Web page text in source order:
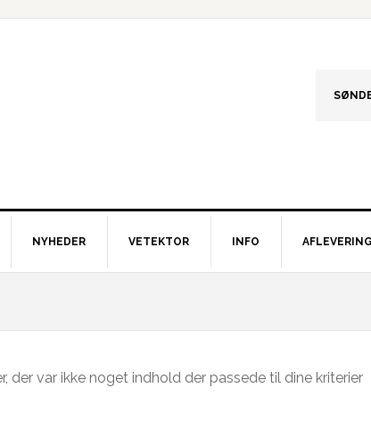
NYHEDER VETEKTOR INFO
der var ikke noget indhold der passede til dine kriterier